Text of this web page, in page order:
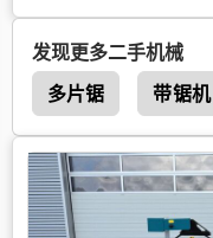
发现更多二手机械
多片锯
带锯机